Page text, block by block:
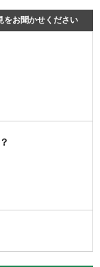
をお聞かせください